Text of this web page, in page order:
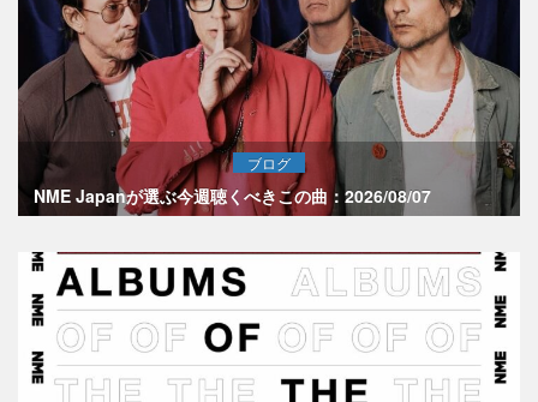
ブログ
NME Japanが選ぶ今週聴くべきこの曲：2026/08/07